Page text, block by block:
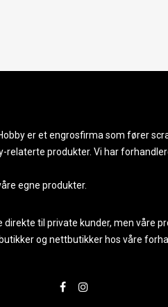
er et engrosfirma som fører
relaterte produkter. Vi har
egne produkter.
direkte til private kunder, men våre
og nettbutikker hos våre